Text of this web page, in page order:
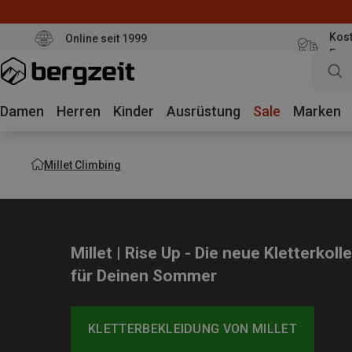
Online seit 1999
Euro
Damen Herren Kinder Ausrüstung Sale Marken
Millet Climbing
Millet | Rise Up - Die neue
für Deinen Sommer
KLETTERBEKLEIDUNG VON MILLET